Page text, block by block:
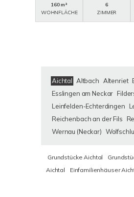
160 m²
WOHNFLÄCHE
6
ZIMMER
Aichtal Altbach Altenriet
Esslingen am Neckar
Leinfelden-Echterdingen
Reichenbach an der Fils
Wernau (Neckar)
Grundstücke Aichtal
Aichtal
Einfamilienhäuser